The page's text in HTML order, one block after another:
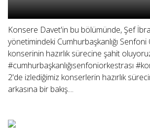
Konsere Davet'in bu bölümünde, Şef
yönetimindeki Cumhurbaşkanlığı Senfoni
konserinin hazırlık sürecine şahit
#cumhurbaşkanlığısenfoniorkestrası
2'de izlediğimiz konserlerin hazırlık
arkasına bir bakış....